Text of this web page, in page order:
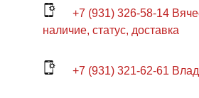
+7 (931) 326-58-14
наличие, статус, доставка
+7 (931) 321-62-61